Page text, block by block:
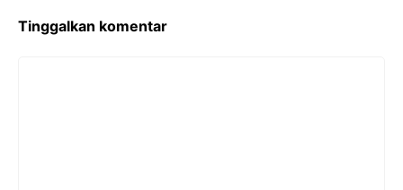
k
Tinggalkan komentar